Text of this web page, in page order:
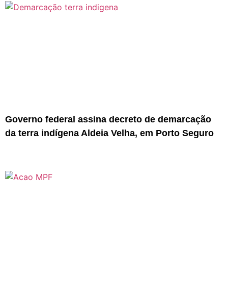
Governo federal assina decreto de demarcação
da terra indígena Aldeia Velha, em Porto Seguro